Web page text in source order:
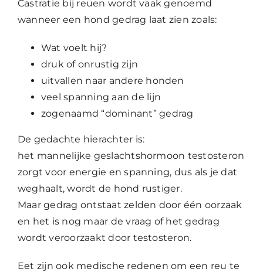
Castratie bij reuen wordt vaak genoemd
wanneer een hond gedrag laat zien zoals:
Wat voelt hij?
druk of onrustig zijn
uitvallen naar andere honden
veel spanning aan de lijn
zogenaamd “dominant” gedrag
De gedachte hierachter is:
het mannelijke geslachtshormoon testosteron
zorgt voor energie en spanning, dus als je dat
weghaalt, wordt de hond rustiger.
Maar gedrag ontstaat zelden door één oorzaak
en het is nog maar de vraag of het gedrag
wordt veroorzaakt door testosteron.
Eet zijn ook medische redenen om een reu te